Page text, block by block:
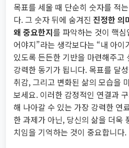
목표를 세울 때 단순히 숫자를 적
다. 그 숫자 뒤에 숨겨진 진정한 의
왜 중요한지를 파악하는 것이 핵
어야지”라는 생각보다는 “내 아이
있도록 든든한 기반을 마련해주고
강력한 동기가 됩니다. 목표를 달
취감, 그리고 변화된 삶의 모습을
보세요. 이러한 감정적인 연결과
해 나아갈 수 있는 가장 강력한 연
한 과제가 아닌, 당신의 삶을 더욱
치임을 기억하는 것이 중요합니다.